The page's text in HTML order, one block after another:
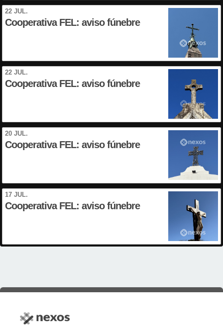
22 JUL.
Cooperativa FEL: aviso fúnebre
22 JUL.
Cooperativa FEL: aviso fúnebre
20 JUL.
Cooperativa FEL: aviso fúnebre
17 JUL.
Cooperativa FEL: aviso fúnebre